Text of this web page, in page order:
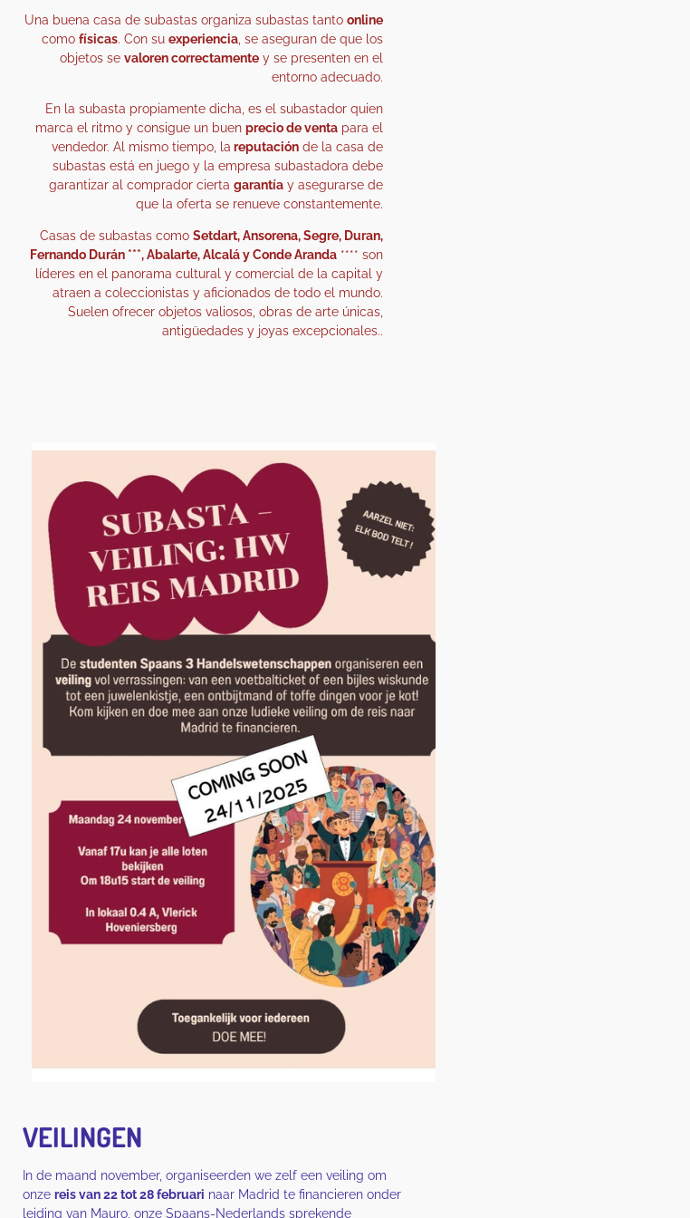
Una buena casa de subastas organiza subastas tanto online
como físicas. Con su experiencia, se aseguran de que los
objetos se valoren correctamentey se presenten en el
entorno adecuado.
En la subasta propiamente dicha, es el subastador quien
marca el ritmo y consigue un buen precio de ventapara el
vendedor. Al mismo tiempo, la reputaciónde la casa de
subastas está en juego y la empresa subastadora debe
garantizar al comprador cierta garantíay asegurarse de
que la oferta se renueve constantemente.
Casas de subastas como Setdart, Ansorena, Segre, Duran,
Fernando Durán ***, Abalarte, Alcalá y Conde Aranda**** son
líderes en el panorama cultural y comercial de la capital y
atraen a coleccionistas y aficionados de todo el mundo.
Suelen ofrecer objetos valiosos, obras de arte únicas,
antigüedades y joyas excepcionales..
VEILINGEN
In de maand november, organiseerden we zelf een veiling om
onze reis van 22 tot 28 februari naar Madrid te financieren onder
leiding van Mauro, onze Spaans-Nederlands sprekende